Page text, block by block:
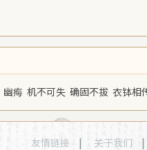
幽痗 机不可失 确固不拔 衣钵相
友情链接 | 关于我们